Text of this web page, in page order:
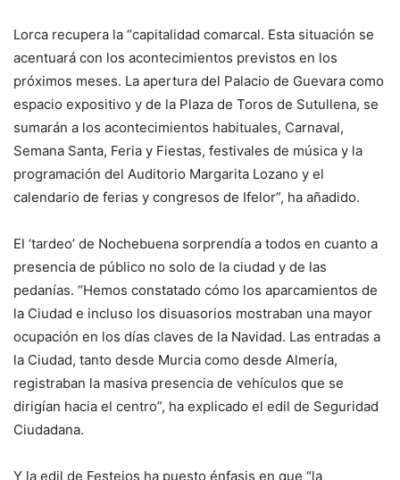
Lorca recupera la “capitalidad comarcal. Esta situación se
acentuará con los acontecimientos previstos en los
próximos meses. La apertura del Palacio de Guevara como
espacio expositivo y de la Plaza de Toros de Sutullena, se
sumarán a los acontecimientos habituales, Carnaval,
Semana Santa, Feria y Fiestas, festivales de música y la
programación del Auditorio Margarita Lozano y el
calendario de ferias y congresos de Ifelor”, ha añadido.
El ‘tardeo’ de Nochebuena sorprendía a todos en cuanto a
presencia de público no solo de la ciudad y de las
pedanías. “Hemos constatado cómo los aparcamientos de
la Ciudad e incluso los disuasorios mostraban una mayor
ocupación en los días claves de la Navidad. Las entradas a
la Ciudad, tanto desde Murcia como desde Almería,
registraban la masiva presencia de vehículos que se
dirigían hacia el centro”, ha explicado el edil de Seguridad
Ciudadana.
Y la edil de Festejos ha puesto énfasis en que “la